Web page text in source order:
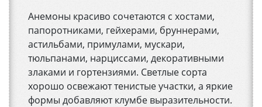
Анемоны красиво сочетаются с хостами,
папоротниками, гейхерами, бруннерами,
астильбами, примулами, мускари,
тюльпанами, нарциссами, декоративными
злаками и гортензиями. Светлые сорта
хорошо освежают тенистые участки, а яркие
формы добавляют клумбе выразительности.